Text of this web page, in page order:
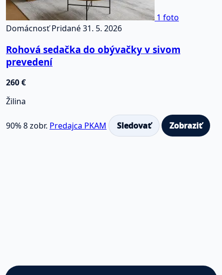
1 foto
Domácnosť Pridané 31. 5. 2026
Rohová sedačka do obývačky v sivom
prevedení
260 €
Žilina
90%8 zobr. Predajca PKAM Sledovať Zobraziť